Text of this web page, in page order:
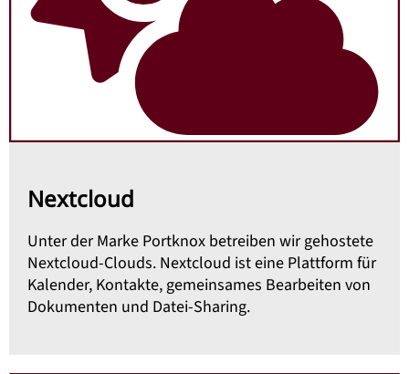
Nextcloud
Unter der Marke Portknox betreiben wir gehostete
Nextcloud-Clouds. Nextcloud ist eine Plattform für
Kalender, Kontakte, gemeinsames Bearbeiten von
Dokumenten und Datei-Sharing.